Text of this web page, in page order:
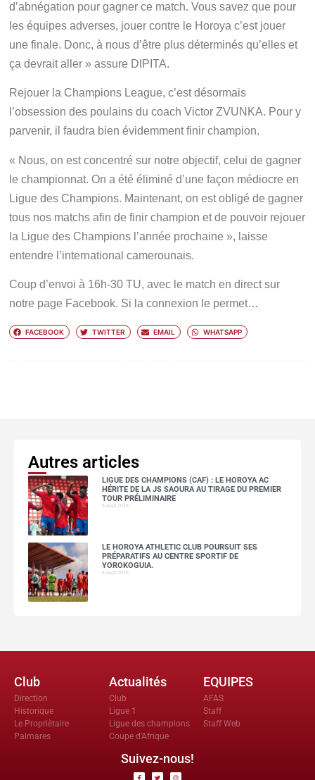
d’abnégation pour gagner ce match. Vous savez que pour
les équipes adverses, jouer contre le Horoya c’est jouer
une finale. Donc, à nous d’être plus déterminés qu’elles et
ça devrait aller » assure DIPITA.
Rejouer la Champions League, c’est désormais
l’obsession des poulains du coach Victor ZVUNKA. Pour y
parvenir, il faudra bien évidemment finir champion.
« Nous, on est concentré sur notre objectif, celui de gagner
le championnat. On a été éliminé d’une façon médiocre en
Ligue des Champions. Maintenant, on est obligé de gagner
tous nos matchs afin de finir champion et de pouvoir rejouer
la Ligue des Champions l’année prochaine », laisse
entendre l’international camerounais.
Coup d’envoi à 16h-30 TU, avec le match en direct sur
notre page Facebook. Si la connexion le permet…
FACEBOOK TWITTER EMAIL WHATSAPP
Autres articles
LIGUE DES CHAMPIONS (CAF) : LE HOROYA AC
HÉRITE DE LA JS SAOURA AU TIRAGE DU PREMIER
TOUR PRÉLIMINAIRE
6 août 2026
LE HOROYA ATHLETIC CLUB POURSUIT SES
PRÉPARATIFS AU CENTRE SPORTIF DE
YOROKOGUIA.
6 août 2026
Club
Direction
Historique
Le Propriètaire
Palmares
Actualités
Club
Ligue 1
Ligue des champions
Coupe d'Afrique
EQUIPES
AFAS
Staff
Staff Web
Suivez-nous!